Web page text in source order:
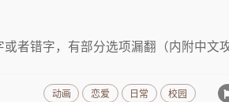
者错字，有部分选项漏翻（内附中文攻
动画 恋爱 日常 校园